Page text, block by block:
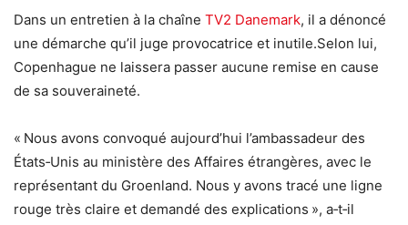
Dans un entretien à la chaîne TV2 Danemark, il a dénoncé
une démarche qu’il juge provocatrice et inutile.Selon lui,
Copenhague ne laissera passer aucune remise en cause
de sa souveraineté.
« Nous avons convoqué aujourd’hui l’ambassadeur des
États‑Unis au ministère des Affaires étrangères, avec le
représentant du Groenland. Nous y avons tracé une ligne
rouge très claire et demandé des explications », a‑t‑il